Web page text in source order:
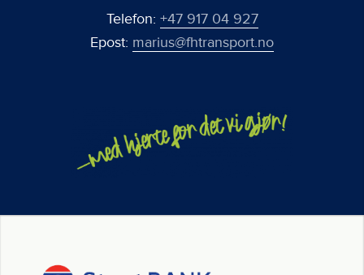
Telefon: +47 917 04 927
Epost: marius@fhtransport.no